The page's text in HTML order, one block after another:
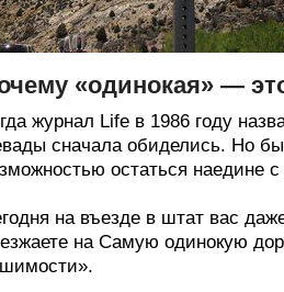
«одинокая» —
журнал Life в 1986 году
сначала обиделись. Но
остаться наедине
на въезде в штат вас
на Самую одинокую